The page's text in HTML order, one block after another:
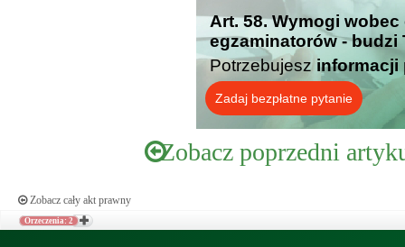
Art. 58. Wymogi
egzaminatorów - budzi
Potrzebujesz informacji
Zadaj bezpłatne pytanie
Zobacz poprzedni
Zobacz cały akt prawny
Orzeczenia: 2